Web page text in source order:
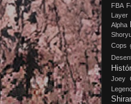
FBA
Layer
Alpha
Cops
Joey